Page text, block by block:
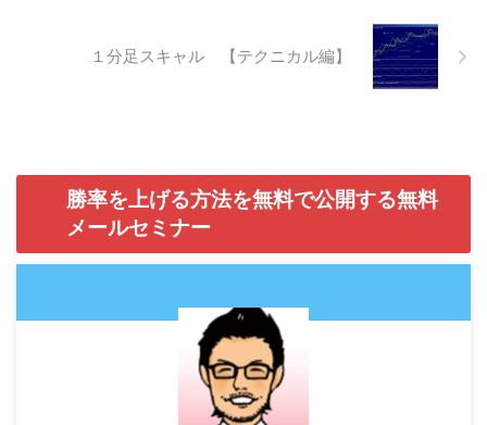
１分足スキャル 【テクニカル編】
勝率を上げる方法を無料で公開する無料
メールセミナー